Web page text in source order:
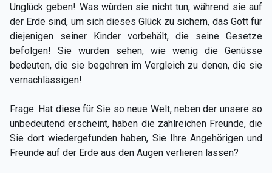
Unglück geben! Was würden sie nicht tun, während sie auf
der Erde sind, um sich dieses Glück zu sichern, das Gott für
diejenigen seiner Kinder vorbehält, die seine Gesetze
befolgen! Sie würden sehen, wie wenig die Genüsse
bedeuten, die sie begehren im Vergleich zu denen, die sie
vernachlässigen!
Frage: Hat diese für Sie so neue Welt, neben der unsere so
unbedeutend erscheint, haben die zahlreichen Freunde, die
Sie dort wiedergefunden haben, Sie Ihre Angehörigen und
Freunde auf der Erde aus den Augen verlieren lassen?